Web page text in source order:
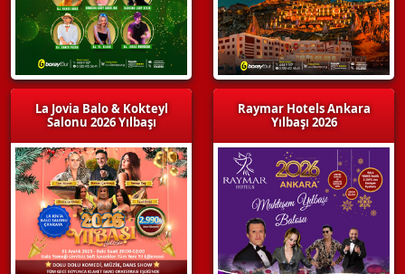
La Jovia Balo & Kokteyl
Salonu 2026 Yılbaşı
Raymar Hotels Ankara
Yılbaşı 2026